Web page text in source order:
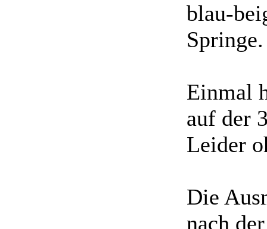
blau-
Springe.
Einmal
auf der
Leider
Die
nach